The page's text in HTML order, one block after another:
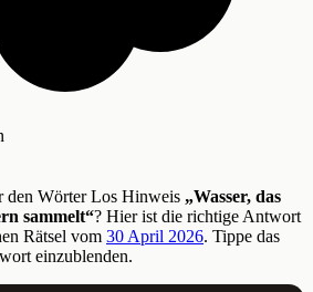
den Wörter Los Hinweis „Wasser, das
sammelt“? Hier ist die richtige Antwort
Rätsel vom 30 April 2026. Tippe das
einzublenden.